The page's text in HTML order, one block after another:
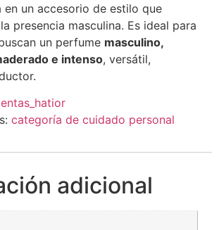
un accesorio de estilo que
presencia masculina. Es ideal para
un perfume masculino,
e intenso, versátil,
categoría de cuidado personal
adicional